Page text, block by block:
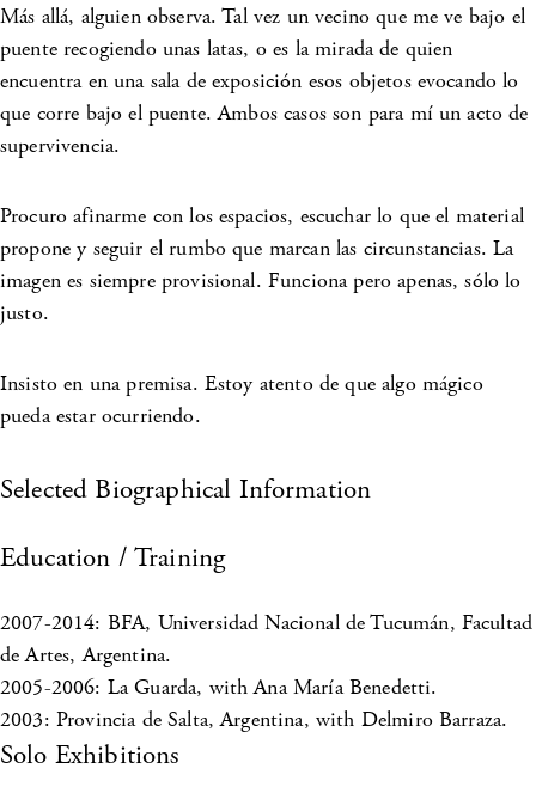
Más allá, alguien observa. Tal vez un vecino que me ve bajo el
puente recogiendo unas latas, o es la mirada de quien
encuentra en una sala de exposición esos objetos evocando lo
que corre bajo el puente. Ambos casos son para mí un acto de
supervivencia.
Procuro afinarme con los espacios, escuchar lo que el material
propone y seguir el rumbo que marcan las circunstancias. La
imagen es siempre provisional. Funciona pero apenas, sólo lo
justo.
Insisto en una premisa. Estoy atento de que algo mágico
pueda estar ocurriendo.
Selected Biographical Information
Education / Training
2007-2014: BFA, Universidad Nacional de Tucumán, Facultad
de Artes, Argentina.
2005-2006: La Guarda, with Ana María Benedetti.
2003: Provincia de Salta, Argentina, with Delmiro Barraza.
Solo Exhibitions